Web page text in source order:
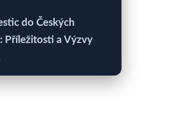
do Českých
Příležitosti a Výzvy